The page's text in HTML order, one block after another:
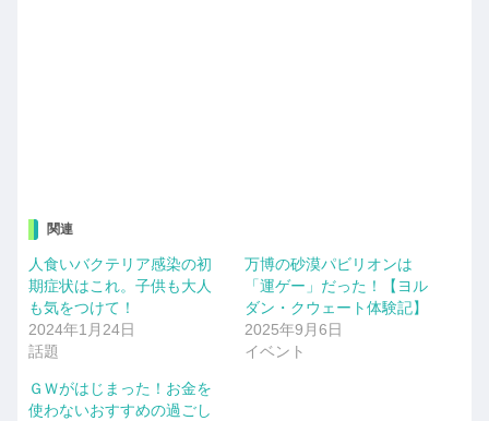
関連
人食いバクテリア感染の初
期症状はこれ。子供も大人
も気をつけて！
2024年1月24日
話題
万博の砂漠パビリオンは
「運ゲー」だった！【ヨル
ダン・クウェート体験記】
2025年9月6日
イベント
ＧＷがはじまった！お金を
使わないおすすめの過ごし